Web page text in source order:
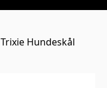
Trixie Hundeskål